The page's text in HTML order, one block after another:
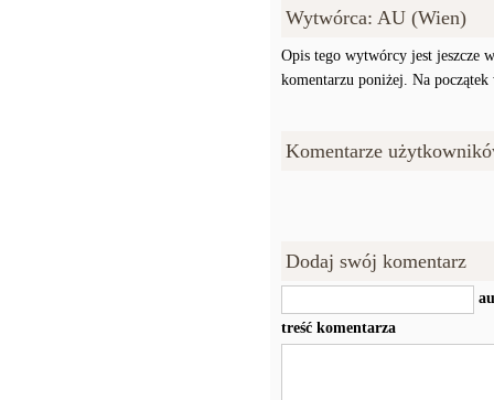
Wytwórca: AU (Wien)
Opis tego wytwórcy jest jeszcze
komentarzu poniżej. Na
Komentarze
Dodaj swój komentarz
treść komentarza